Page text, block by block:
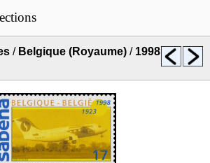
/ Belgique (Royaume) / 1998